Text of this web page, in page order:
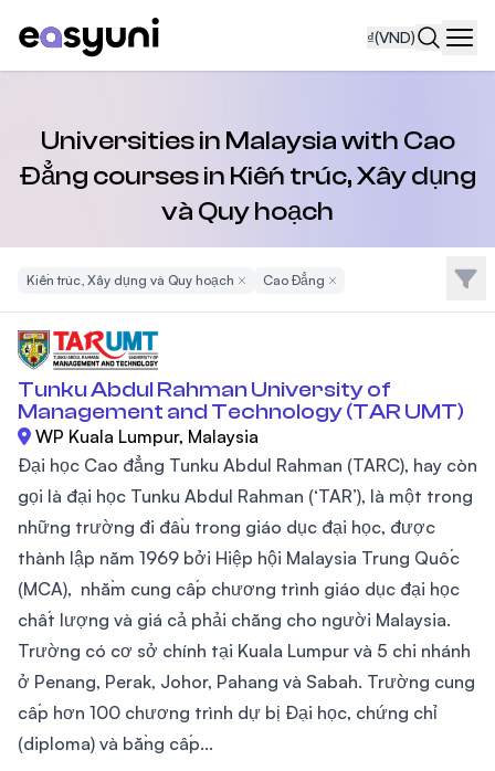
₫(VND)
Universities in Malaysia with Cao
Đẳng courses in Kiến trúc, Xây dụng
và Quy hoạch
Kiến trúc, Xây dụng và Quy hoạch Remove Filter
Cao Đẳng Remove Filter Bộ
Tunku Abdul Rahman University of
Management and Technology (TAR UMT)
WP Kuala Lumpur, Malaysia
Đại học Cao đẳng Tunku Abdul Rahman (TARC), hay còn
gọi là đại học Tunku Abdul Rahman (‘TAR’), là một trong
những trường đi đầu trong giáo dục đại học, được
thành lập năm 1969 bởi Hiệp hội Malaysia Trung Quốc
(MCA), nhằm cung cấp chương trình giáo dục đại học
chất lượng và giá cả phải chăng cho người Malaysia.
Trường có cơ sở chính tại Kuala Lumpur và 5 chi nhánh
ở Penang, Perak, Johor, Pahang và Sabah. Trường cung
cấp hơn 100 chương trình dự bị Đại học, chứng chỉ
(diploma) và bằng cấp...